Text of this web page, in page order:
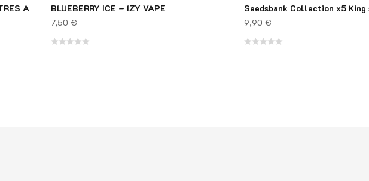
A
BLUEBERRY ICE – IZY VAPE
7,50 €
Seedsbank Collection x5
9,90 €